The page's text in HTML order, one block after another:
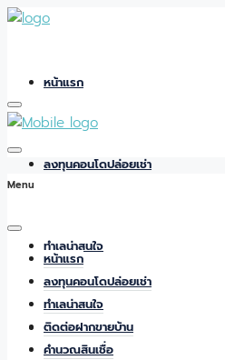
หน้าแรก
ลงทุนคอนโดปล่อยเช่า
ทำเลน่าสนใจ
ติดต่อฝากขายบ้าน
Menu
หน้าแรก
ลงทุนคอนโดปล่อยเช่า
ทำเลน่าสนใจ
ติดต่อฝากขายบ้าน
คำนวณสินเชื่อ